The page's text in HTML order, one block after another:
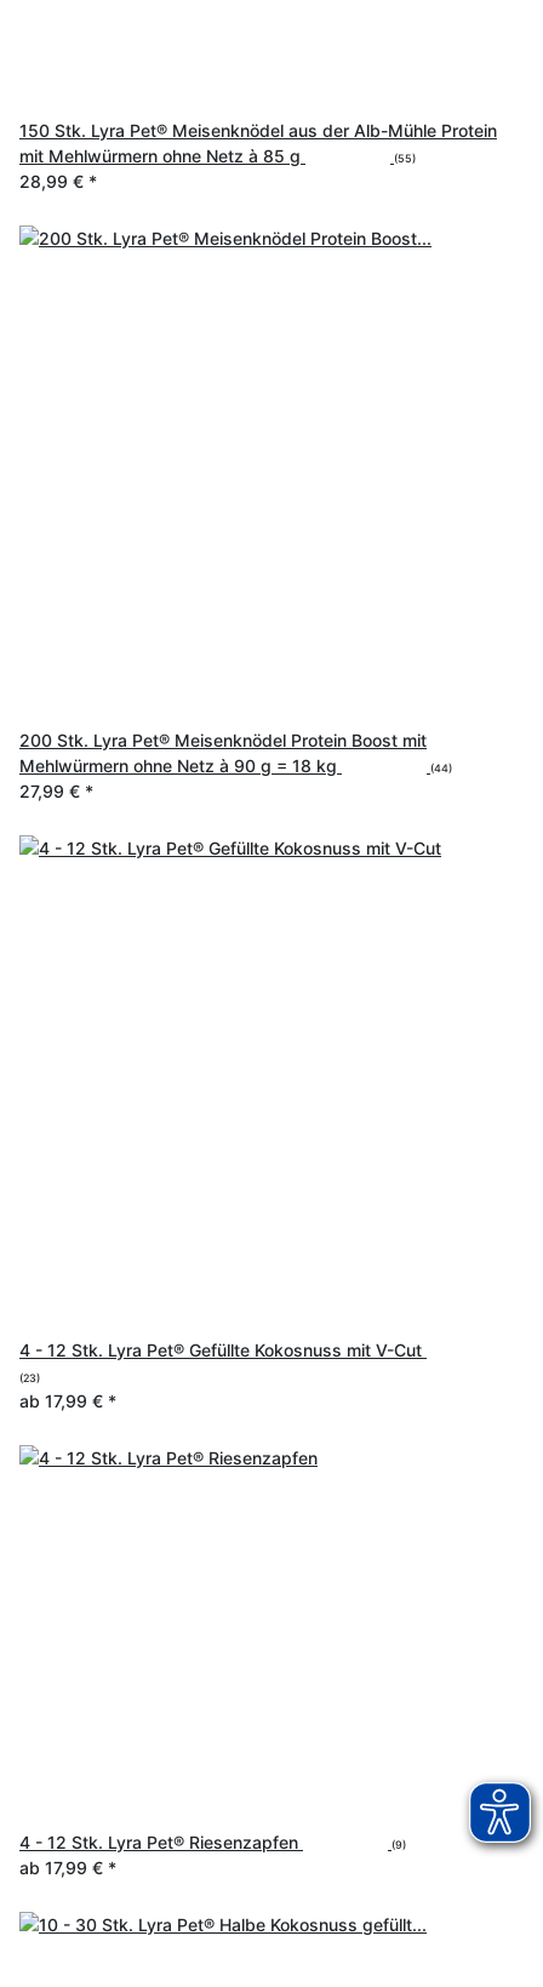
150 Stk. Lyra Pet® Meisenknödel aus der Alb-Mühle Protein
mit Mehlwürmern ohne Netz à 85 g
(55)
28,99 € *
200 Stk. Lyra Pet® Meisenknödel Protein Boost mit
Mehlwürmern ohne Netz à 90 g = 18 kg
(44)
27,99 € *
4 - 12 Stk. Lyra Pet® Gefüllte Kokosnuss mit V-Cut
(23)
ab 17,99 € *
4 - 12 Stk. Lyra Pet® Riesenzapfen (9)
ab 17,99 € *